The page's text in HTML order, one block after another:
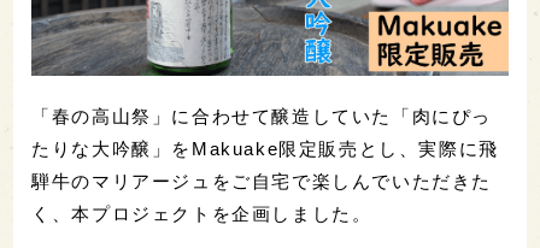
「春の高山祭」に合わせて醸造していた「肉にぴっ
たりな大吟醸」をMakuake限定販売とし、実際に飛
騨牛のマリアージュをご自宅で楽しんでいただきた
く、本プロジェクトを企画しました。